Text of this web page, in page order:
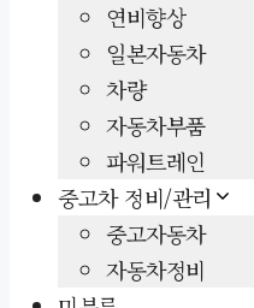
연비향상
일본자동차
차량
자동차부품
파워트레인
중고차 정비/관리
중고자동차
자동차정비